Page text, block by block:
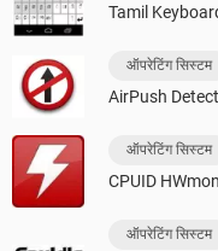
Tamil
ऑपरेटिंग सिस्टम
AirPush
ऑपरेटिंग सिस्टम
CPUID
ऑपरेटिंग सिस्टम